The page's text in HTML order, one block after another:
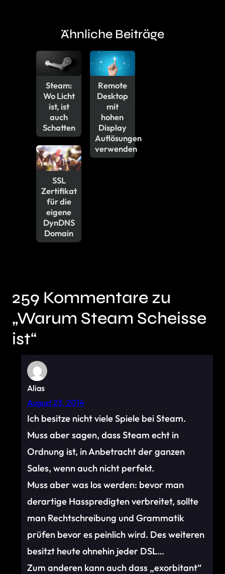
Ähnliche Beiträge
Steam:
Wo Licht
ist, ist
auch
Schatten
SSL
Zertifikat
für die
eigene
DynDNS
Domain
Remote
Desktop
mit
hohen
Display
Auflösungen
verwenden
259 Kommentare zu
„Warum Steam Scheisse
ist“
Alias
August 23, 2014
Ich besitze nicht viele Spiele bei Steam.
Muss aber sagen, dass Steam echt in
Ordnung ist, in Anbetracht der ganzen
Sales, wenn auch nicht perfekt.
Muss aber was los werden: bevor man
derartige Hasspredigten verbreitet, sollte
man Rechtschreibung und Grammatik
prüfen bevor es peinlich wird. Des weiteren
besitzt heute ohnehin jeder DSL…
Zum anderen kann auch dass „exorbitant“